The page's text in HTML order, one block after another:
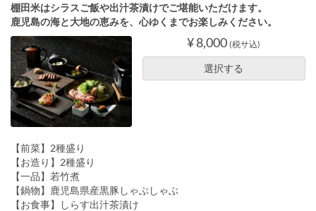
棚田米はシラスご飯や出汁茶漬けでご堪能いただけます。
鹿児島の海と大地の恵みを、心ゆくまでお楽しみください。
¥ 8,000 (税サ込)
選択する
【前菜】2種盛り
【お造り】2種盛り
【一品】若竹煮
【鍋物】鹿児島県産黒豚しゃぶしゃぶ
【お食事】しらす出汁茶漬け